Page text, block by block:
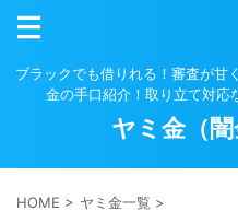
ブラックでも借りれる！審査が甘
金の手口紹介！取り立て対応
ヤミ金（
HOME > ヤミ金一覧 >